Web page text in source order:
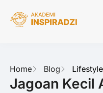
Home Blog Lifestyle
Jagoan Kecil